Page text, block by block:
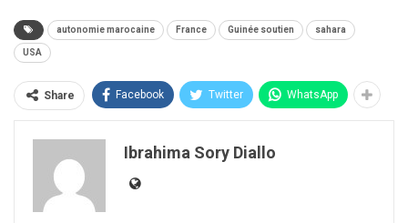
autonomie marocaine France Guinée soutien sahara
USA
Share Facebook Twitter WhatsApp
Ibrahima Sory Diallo